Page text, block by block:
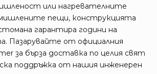
или нагревателните
пещи, конструкцията
гарантира години на
Пазарувайте от официалния
за бърза доставка по целия свят
поддръжка от нашия инженерен